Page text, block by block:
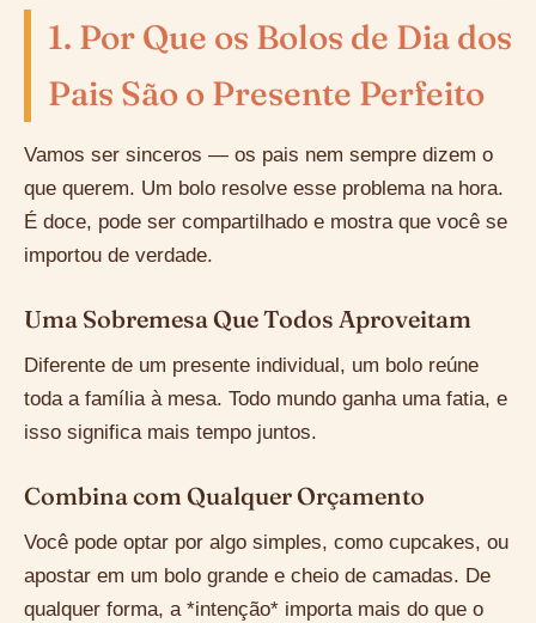
1. Por Que os Bolos de Dia dos
Pais São o Presente Perfeito
Vamos ser sinceros — os pais nem sempre dizem o
que querem. Um bolo resolve esse problema na hora.
É doce, pode ser compartilhado e mostra que você se
importou de verdade.
Uma Sobremesa Que Todos Aproveitam
Diferente de um presente individual, um bolo reúne
toda a família à mesa. Todo mundo ganha uma fatia, e
isso significa mais tempo juntos.
Combina com Qualquer Orçamento
Você pode optar por algo simples, como cupcakes, ou
apostar em um bolo grande e cheio de camadas. De
qualquer forma, a *intenção* importa mais do que o